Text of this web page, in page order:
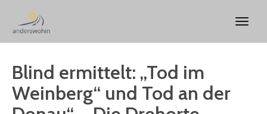
Blind ermittelt: „Tod im
Weinberg“ und Tod an der